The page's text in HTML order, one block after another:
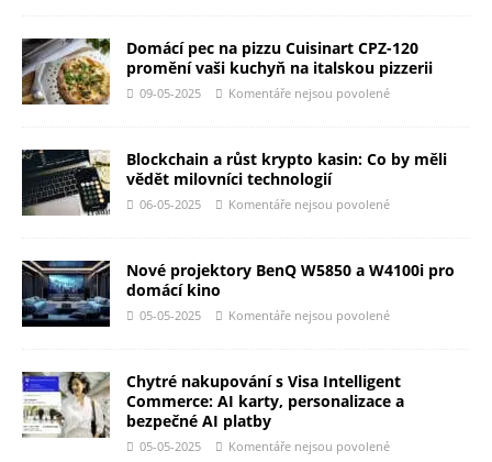
Domácí pec na pizzu Cuisinart CPZ-120
promění vaši kuchyň na italskou pizzerii
09-05-2025 Komentáře nejsou povolené
Blockchain a růst krypto kasin: Co by měli
vědět milovníci technologií
06-05-2025 Komentáře nejsou povolené
Nové projektory BenQ W5850 a W4100i pro
domácí kino
05-05-2025 Komentáře nejsou povolené
Chytré nakupování s Visa Intelligent
Commerce: AI karty, personalizace a
bezpečné AI platby
05-05-2025 Komentáře nejsou povolené